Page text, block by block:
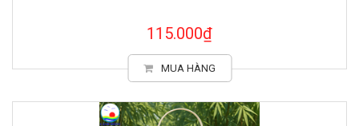
115.000₫
MUA HÀNG